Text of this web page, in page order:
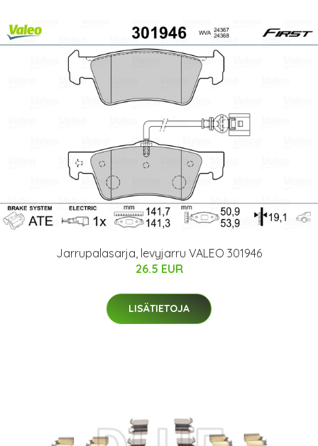
Jarrupalasarja, levyjarru VALEO 301946
26.5 EUR
LISÄTIETOJA